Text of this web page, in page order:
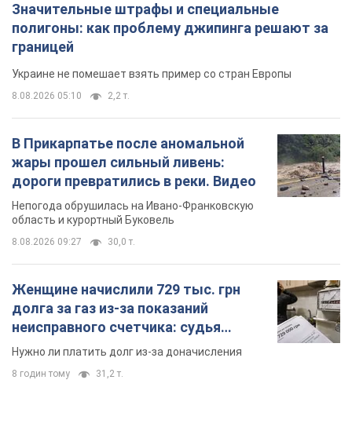
Значительные штрафы и специальные
полигоны: как проблему джипинга решают за
границей
Украине не помешает взять пример со стран Европы
8.08.2026 05:10 2,2 т.
В Прикарпатье после аномальной
жары прошел сильный ливень:
дороги превратились в реки. Видео
Непогода обрушилась на Ивано-Франковскую
область и курортный Буковель
8.08.2026 09:27 30,0 т.
Женщине начислили 729 тыс. грн
долга за газ из-за показаний
неисправного счетчика: судья
вынес неожиданное решение
Нужно ли платить долг из-за доначисления
8 годин тому 31,2 т.